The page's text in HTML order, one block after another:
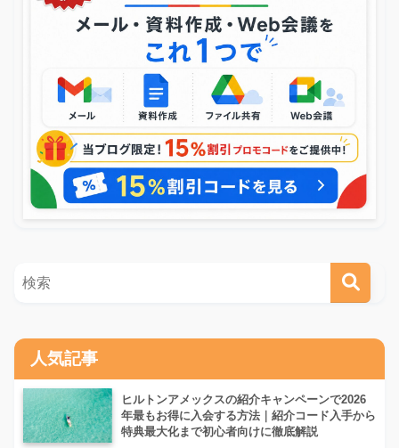
人気記事
ヒルトンアメックスの紹介キャンペーンで2026
年最もお得に入会する方法｜紹介コード入手から
特典最大化まで初心者向けに徹底解説